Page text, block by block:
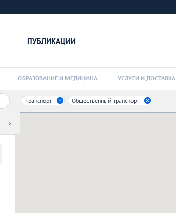
ПУБЛИКАЦИИ
ОБРАЗОВАНИЕ И МЕДИЦИНА УСЛУГИ И ДОСТАВКА
Транспорт Общественный транспорт